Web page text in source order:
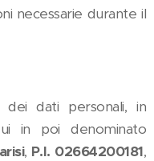
necessarie durante il
dati personali, in
in poi denominato
, P.I. 02664200181,